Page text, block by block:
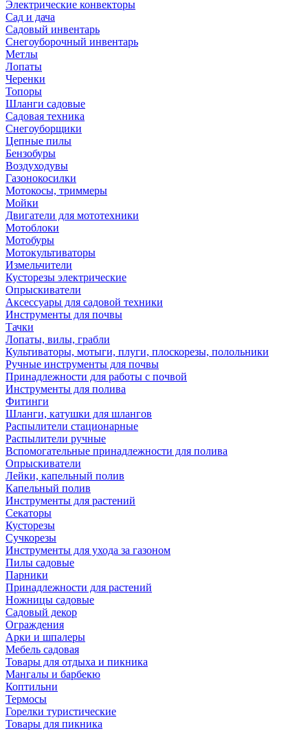
Электрические конвекторы
Сад и дача
Садовый инвентарь
Снегоуборочный инвентарь
Метлы
Лопаты
Черенки
Топоры
Шланги садовые
Садовая техника
Снегоуборщики
Цепные пилы
Бензобуры
Воздуходувы
Газонокосилки
Мотокосы, триммеры
Мойки
Двигатели для мототехники
Мотоблоки
Мотобуры
Мотокультиваторы
Измельчители
Кусторезы электрические
Опрыскиватели
Аксессуары для садовой техники
Инструменты для почвы
Тачки
Лопаты, вилы, грабли
Культиваторы, мотыги, плуги, плоскорезы, полольники
Ручные инструменты для почвы
Принадлежности для работы с почвой
Инструменты для полива
Фитинги
Шланги, катушки для шлангов
Распылители стационарные
Распылители ручные
Вспомогательные принадлежности для полива
Опрыскиватели
Лейки, капельный полив
Капельный полив
Инструменты для растений
Секаторы
Кусторезы
Сучкорезы
Инструменты для ухода за газоном
Пилы садовые
Парники
Принадлежности для растений
Ножницы садовые
Садовый декор
Ограждения
Арки и шпалеры
Мебель садовая
Товары для отдыха и пикника
Мангалы и барбекю
Коптильни
Термосы
Горелки туристические
Товары для пикника